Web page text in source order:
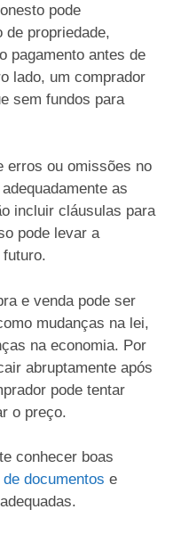
pode
de propriedade,
pagamento antes de
lado, um comprador
sem fundos para
erros ou omissões no
as
incluir cláusulas para
pode levar a
e venda pode ser
mudanças na lei,
na economia. Por
abruptamente após
pode tentar
o preço.
conhecer boas
documentos e